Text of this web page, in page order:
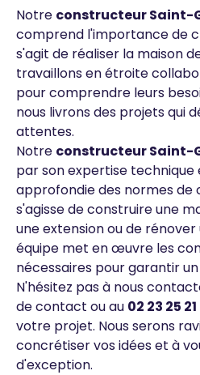
Notre constructeurSaint-
comprend l'importance de
s'agit de réaliser la maison
travaillons en étroite
pour comprendre leurs
nous livrons des projets qui
attentes.
Notre constructeur Saint-
par son expertise technique
approfondie des normes de
s'agisse de construire une
une extension ou de
équipe met en œuvre les
nécessaires pour garantir
N'hésitez pas à nous
de contact ou au 02 23 25 21
votre projet. Nous serons
concrétiser vos idées et à
d'exception.